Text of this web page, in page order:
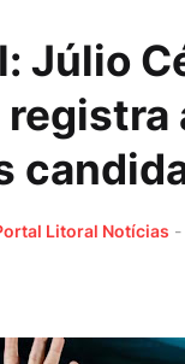
Júlio
Litoral Notícias -